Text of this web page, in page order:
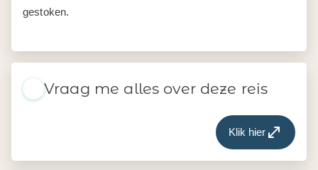
gestoken.
Vraag me alles over deze reis
Klik hier